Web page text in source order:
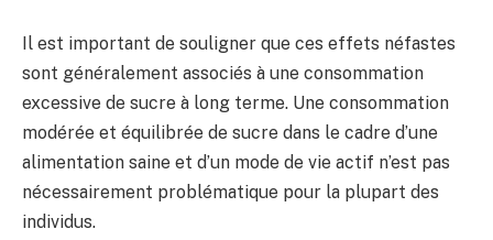
Il est important de souligner que ces effets néfastes
sont généralement associés à une consommation
excessive de sucre à long terme. Une consommation
modérée et équilibrée de sucre dans le cadre d’une
alimentation saine et d’un mode de vie actif n’est pas
nécessairement problématique pour la plupart des
individus.